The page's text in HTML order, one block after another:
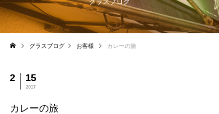
グラスブログ お客様 カレーの旅
2 15
2017
カレーの旅